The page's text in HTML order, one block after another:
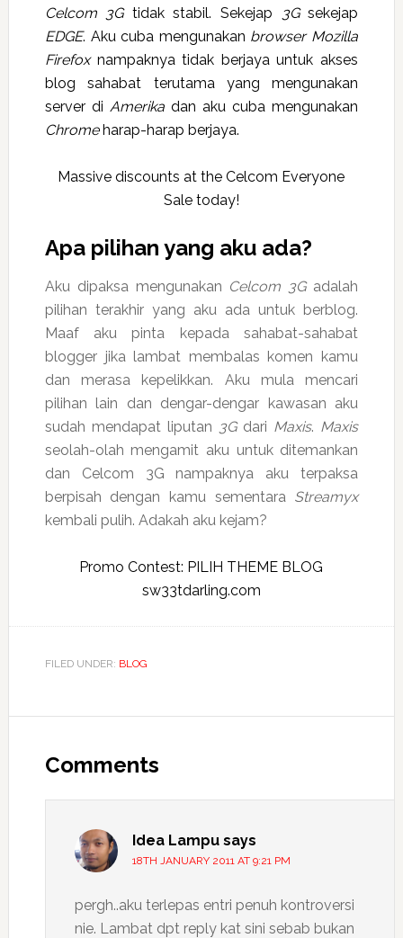
Celcom 3Gtidak stabil. Sekejap 3Gsekejap
EDGE. Aku cuba mengunakan browser Mozilla
Firefoxnampaknya tidak berjaya untuk akses
blogsahabat terutama yang mengunakan
server di Amerika dan aku cuba mengunakan
Chromeharap-harap berjaya.
Massive discounts at the Celcom Everyone
Sale today!
Apa pilihan yang aku ada?
Aku dipaksa mengunakan Celcom 3Gadalah
pilihan terakhir yang aku ada untuk berblog.
Maaf aku pinta kepada sahabat-sahabat
blogger jika lambat membalas komen kamu
dan merasa kepelikkan. Aku mula mencari
pilihan lain dan dengar-dengar kawasan aku
sudah mendapat liputan 3Gdari Maxis. Maxis
seolah-olah mengamit aku untuk ditemankan
dan Celcom 3G nampaknya aku terpaksa
berpisah dengan kamu sementara Streamyx
kembali pulih. Adakah aku kejam?
Promo Contest: PILIH THEME BLOG
sw33tdarling.com
FILED UNDER: BLOG
Interactions
Comments
Idea Lampu says
18TH JANUARY 2011 AT 9:21 PM
pergh..aku terlepas entri penuh kontroversi
nie. Lambat dpt reply kat sini sebab bukan